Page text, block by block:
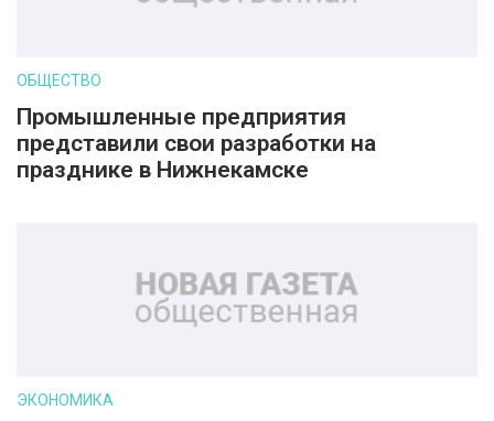
ОБЩЕСТВО
Промышленные предприятия
представили свои разработки на
празднике в Нижнекамске
ЭКОНОМИКА